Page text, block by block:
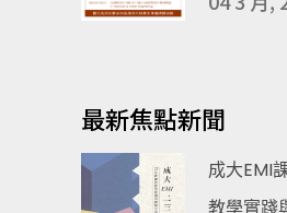
最新焦點新聞
成大EMI
教學實踐